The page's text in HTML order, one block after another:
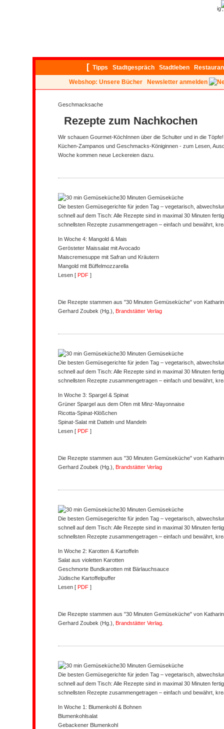
[ Tipps Stadtgespräch Stadtleben
Webshop: Unsere Bücher Newsletter anmelden
Geschmacksache
Rezepte zum Nachkochen
Wir schauen Gourmet-KöchInnen über die Schulter und in die Töpfe!
Küchen-Zampanos und Geschmacks-Königinnen - zum Lesen,
Woche kommen neue Leckereien dazu.
30 Minuten Gemüseküche
Die besten Gemüsegerichte für jeden Tag – vegetarisch,
schnell auf dem Tisch: Alle Rezepte sind in maximal 30 Minuten
schnellsten Rezepte zusammengetragen – einfach und bewährt,
In Woche 4: Mangold & Mais
Gerösteter Maissalat mit Avocado
Maiscremesuppe mit Safran und Kräutern
Mangold mit Büffelmozzarella
Lesen [ PDF ]
Die Rezepte stammen aus "30 Minuten Gemüseküche" von
Gerhard Zoubek (Hg.), Brandstätter Verlag
30 Minuten Gemüseküche
Die besten Gemüsegerichte für jeden Tag – vegetarisch,
schnell auf dem Tisch: Alle Rezepte sind in maximal 30 Minuten
schnellsten Rezepte zusammengetragen – einfach und bewährt,
In Woche 3: Spargel & Spinat
Grüner Spargel aus dem Ofen mit Minz-Mayonnaise
Ricotta-Spinat-Klößchen
Spinat-Salat mit Datteln und Mandeln
Lesen [ PDF ]
Die Rezepte stammen aus "30 Minuten Gemüseküche" von
Gerhard Zoubek (Hg.), Brandstätter Verlag
30 Minuten Gemüseküche
Die besten Gemüsegerichte für jeden Tag – vegetarisch,
schnell auf dem Tisch: Alle Rezepte sind in maximal 30 Minuten
schnellsten Rezepte zusammengetragen – einfach und bewährt,
In Woche 2: Karotten & Kartoffeln
Salat aus violetten Karotten
Geschmorte Bundkarotten mit Bärlauchsauce
Jüdische Kartoffelpuffer
Lesen [ PDF ]
Die Rezepte stammen aus "30 Minuten Gemüseküche" von
Gerhard Zoubek (Hg.), Brandstätter Verlag.
30 Minuten Gemüseküche
Die besten Gemüsegerichte für jeden Tag – vegetarisch,
schnell auf dem Tisch: Alle Rezepte sind in maximal 30 Minuten
schnellsten Rezepte zusammengetragen – einfach und bewährt,
In Woche 1: Blumenkohl & Bohnen
Blumenkohlsalat
Gebackener Blumenkohl